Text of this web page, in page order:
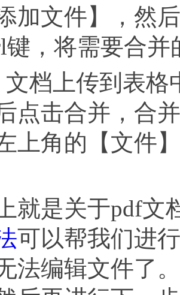
加文件】，然
，将需要合并
上传到表格
点击合并，合
上角的【文件
是关于pdf文档
可以帮我们进
法编辑文件了